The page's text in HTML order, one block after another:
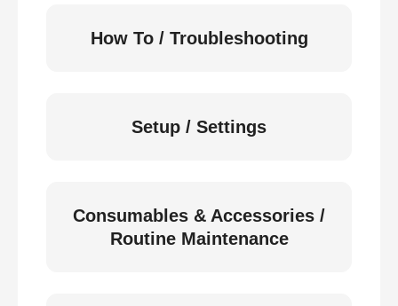
How To / Troubleshooting
Setup / Settings
Consumables & Accessories /
Routine Maintenance